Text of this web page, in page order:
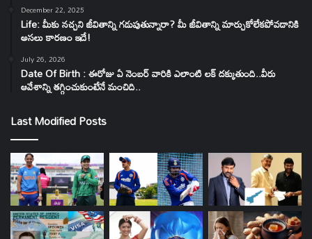
December 22, 2025
Life: మీకు నచ్చని జీవితాన్ని గడుపుతున్నారా? మీ జీవితాన్ని మార్చుకోలేకపోవడానికి
అసలు కారణం ఇదే!
July 26, 2026
Date Of Birth : ఈరోజు ఏ నెంబర్ వారికి ఎలాంటి లక్ దక్కుతుంది..వీరు
ఆవేశాన్ని తగ్గించుకుంటేనే మంచిది..
Last Modified Posts